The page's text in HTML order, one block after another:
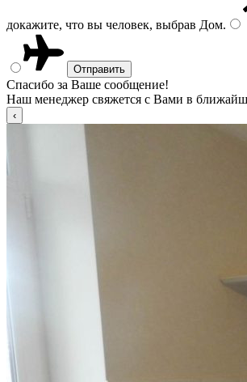
докажите, что вы человек, выбрав Дом.
Спасибо за Ваше сообщение!
Наш менеджер свяжется с Вами в